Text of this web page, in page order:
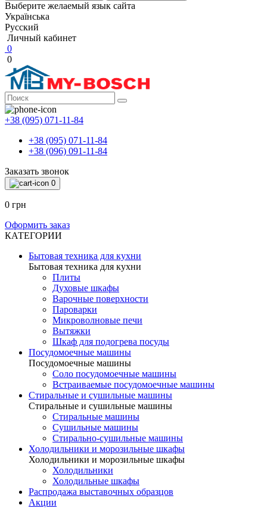
Выберите желаемый язык сайта
Українська
Русский
Личный кабинет
0
0
+38 (095) 071-11-84
+38 (095) 071-11-84
+38 (096) 091-11-84
Заказать звонок
0
0 грн
Оформить заказ
КАТЕГОРИИ
Бытовая техника для кухни
Бытовая техника для кухни
Плиты
Духовые шкафы
Варочные поверхности
Пароварки
Микроволновые печи
Вытяжки
Шкаф для подогрева посуды
Посудомоечные машины
Посудомоечные машины
Соло посудомоечные машины
Встраиваемые посудомоечные машины
Стиральные и сушильные машины
Стиральные и сушильные машины
Стиральные машины
Сушильные машины
Стирально-сушильные машины
Холодильники и морозильные шкафы
Холодильники и морозильные шкафы
Холодильники
Холодильные шкафы
Распродажа выставочных образцов
Акции